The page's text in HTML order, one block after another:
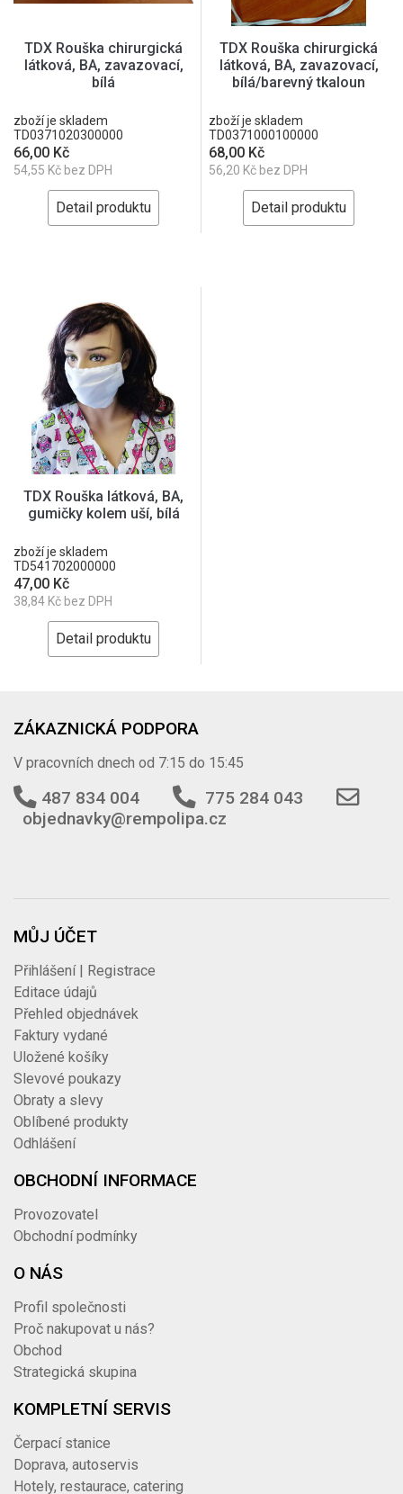
TDX Rouška chirurgická
látková, BA, zavazovací,
bílá
zboží je skladem
TD0371020300000
66,00 Kč
54,55 Kč bez DPH
Detail produktu
TDX Rouška chirurgická
látková, BA, zavazovací,
bílá/barevný tkaloun
zboží je skladem
TD0371000100000
68,00 Kč
56,20 Kč bez DPH
Detail produktu
TDX Rouška látková, BA,
gumičky kolem uší, bílá
zboží je skladem
TD541702000000
47,00 Kč
38,84 Kč bez DPH
Detail produktu
ZÁKAZNICKÁ PODPORA
V pracovních dnech od 7:15 do 15:45
487 834 004
775 284 043
objednavky@rempolipa.cz
MŮJ ÚČET
Přihlášení | Registrace
Editace údajů
Přehled objednávek
Faktury vydané
Uložené košíky
Slevové poukazy
Obraty a slevy
Oblíbené produkty
Odhlášení
OBCHODNÍ INFORMACE
Provozovatel
Obchodní podmínky
O NÁS
Profil společnosti
Proč nakupovat u nás?
Obchod
Strategická skupina
KOMPLETNÍ SERVIS
Čerpací stanice
Doprava, autoservis
Hotely, restaurace, catering